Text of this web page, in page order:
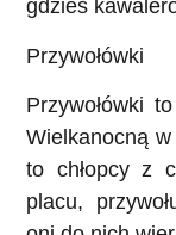
gdzieś
Przywołówki
Przywołówki
Wielkanocną
to chłopcy z
placu,